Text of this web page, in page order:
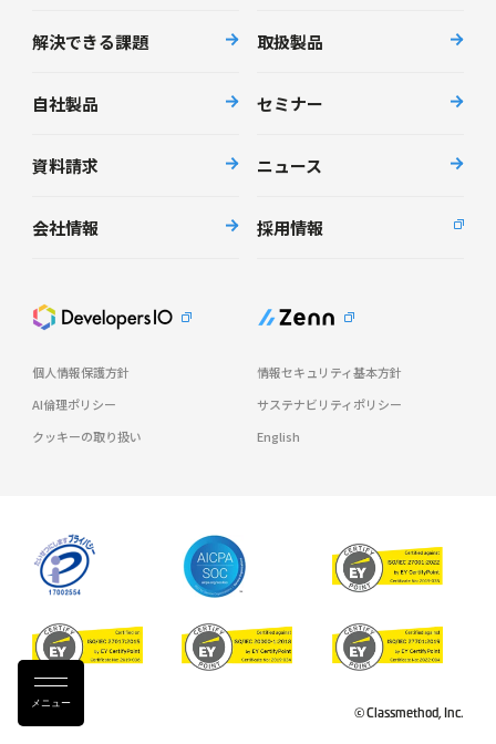
メニュー
解決できる課題 取扱製品
自社製品 セミナー
資料請求 ニュース
会社情報 採用情報
個人情報保護方針
情報セキュリティ基本方針
AI倫理ポリシー
サステナビリティポリシー
クッキーの取り扱い
English
© Classmethod, Inc.